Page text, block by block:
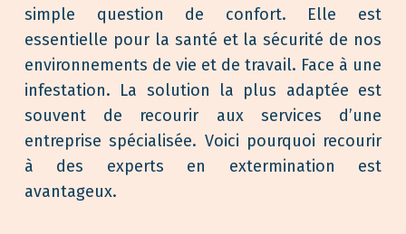
simple question de confort. Elle est
essentielle pour la santé et la sécurité de nos
environnements de vie et de travail. Face à une
infestation. La solution la plus adaptée est
souvent de recourir aux services d’une
entreprise spécialisée. Voici pourquoi recourir
à des experts en extermination est
avantageux.